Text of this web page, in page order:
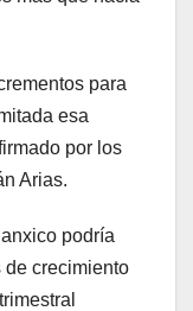
para
esa
por los
Arias.
podría
de crecimiento